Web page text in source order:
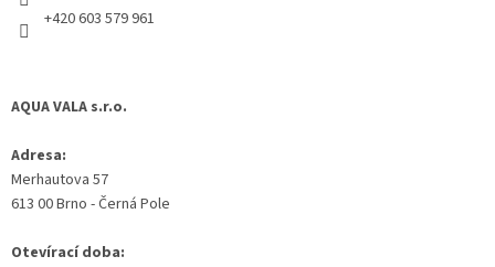
+420 603 579 961
AQUA VALA s.r.o.
Adresa:
Merhautova 57
613 00 Brno - Černá Pole
Otevírací doba: